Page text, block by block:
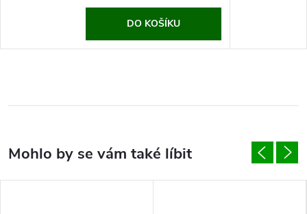
DO KOŠÍKU